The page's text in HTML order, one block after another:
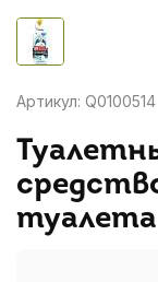
Артикул: Q0100514
туалета